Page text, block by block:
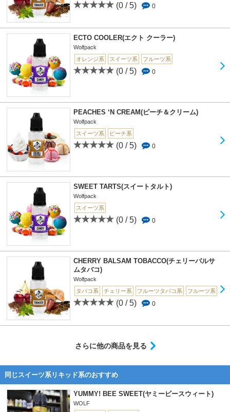
(0 / 5) 0
ECTO COOLER(エクト クーラー)
Wolfpack
オレンジ系
スイーツ系 フルーツ系
(0 / 5) 0
PEACHES ‘N CREAM(ピーチ＆クリーム)
Wolfpack
スイーツ系
ピーチ系
(0 / 5) 0
SWEET TARTS(スイートタルト)
Wolfpack
スイーツ系
(0 / 5) 0
CHERRY BALSAM TOBACCO(チェリーバルサ
ムタバコ)
Wolfpack
タバコ系
チェリー系 フルーツタバコ系 フルーツ系
(0 / 5) 0
さらに他の商品を見る
同じスイーツ系リキッド系のおすすめ
YUMMY! BEE SWEET(ヤミービースウィート)
WOLF